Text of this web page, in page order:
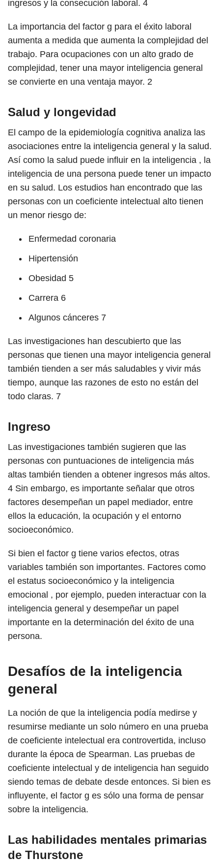
ingresos y la consecución laboral. 4
La importancia del factor g para el éxito laboral
aumenta a medida que aumenta la complejidad del
trabajo. Para ocupaciones con un alto grado de
complejidad, tener una mayor inteligencia general
se convierte en una ventaja mayor. 2
Salud y longevidad
El campo de la epidemiología cognitiva analiza las
asociaciones entre la inteligencia general y la salud.
Así como la salud puede influir en la inteligencia , la
inteligencia de una persona puede tener un impacto
en su salud. Los estudios han encontrado que las
personas con un coeficiente intelectual alto tienen
un menor riesgo de:
Enfermedad coronaria
Hipertensión
Obesidad 5
Carrera 6
Algunos cánceres 7
Las investigaciones han descubierto que las
personas que tienen una mayor inteligencia general
también tienden a ser más saludables y vivir más
tiempo, aunque las razones de esto no están del
todo claras. 7
Ingreso
Las investigaciones también sugieren que las
personas con puntuaciones de inteligencia más
altas también tienden a obtener ingresos más altos.
4 Sin embargo, es importante señalar que otros
factores desempeñan un papel mediador, entre
ellos la educación, la ocupación y el entorno
socioeconómico.
Si bien el factor g tiene varios efectos, otras
variables también son importantes. Factores como
el estatus socioeconómico y la inteligencia
emocional , por ejemplo, pueden interactuar con la
inteligencia general y desempeñar un papel
importante en la determinación del éxito de una
persona.
Desafíos de la inteligencia
general
La noción de que la inteligencia podía medirse y
resumirse mediante un solo número en una prueba
de coeficiente intelectual era controvertida, incluso
durante la época de Spearman. Las pruebas de
coeficiente intelectual y de inteligencia han seguido
siendo temas de debate desde entonces. Si bien es
influyente, el factor g es sólo una forma de pensar
sobre la inteligencia.
Las habilidades mentales primarias
de Thurstone